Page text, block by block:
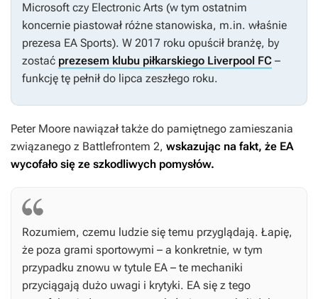
Microsoft czy Electronic Arts (w tym ostatnim
koncernie piastował różne stanowiska, m.in. właśnie
prezesa EA Sports). W 2017 roku opuścił branżę, by
zostać prezesem klubu piłkarskiego Liverpool FC –
funkcję tę pełnił do lipca zeszłego roku.
Peter Moore nawiązał także do pamiętnego zamieszania
związanego z Battlefrontem 2, wskazując na fakt, że EA
wycofało się ze szkodliwych pomysłów.
Rozumiem, czemu ludzie się temu przyglądają. Łapię,
że poza grami sportowymi – a konkretnie, w tym
przypadku znowu w tytule EA – te mechaniki
przyciągają dużo uwagi i krytyki. EA się z tego